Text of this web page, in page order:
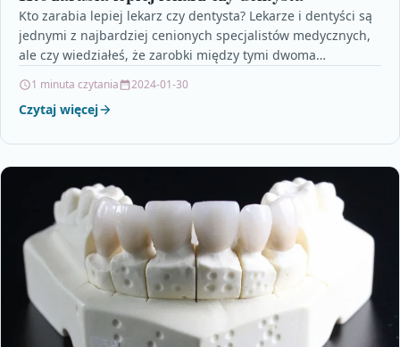
Kto zarabia lepiej lekarz czy dentysta? Lekarze i dentyści są
jednymi z najbardziej cenionych specjalistów medycznych,
ale czy wiedziałeś, że zarobki między tymi dwoma…
1 minuta czytania 2024-01-30
Czytaj więcej